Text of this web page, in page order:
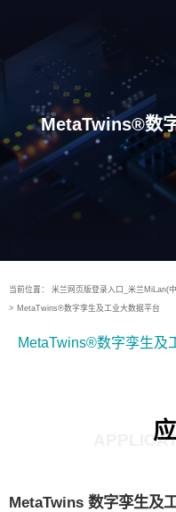
MetaTwins®数
当前位置： 米兰网页版登录入口_米兰MiLan(
> MetaTwins®数字孪生及工业大数据平台
MetaTwins®数字孪生及
MetaTwins 数字孪生及